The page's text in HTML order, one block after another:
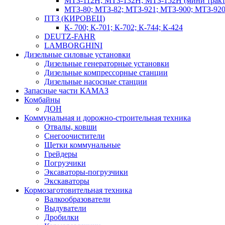
МТЗ-80; МТЗ-82; МТЗ-921; МТЗ-900; МТЗ-
ПТЗ (КИРОВЕЦ)
К- 700; К-701; К-702; К-744; К-424
DEUTZ-FAHR
LAMBORGHINI
Дизельные силовые установки
Дизельные генераторные установки
Дизельные компрессорные станции
Дизельные насосные станции
Запасные части КАМАЗ
Комбайны
ДОН
Коммунальная и дорожно-строительная техника
Отвалы, ковши
Снегоочистители
Щетки коммунальные
Грейдеры
Погрузчики
Эксаваторы-погрузчики
Экскаваторы
Кормозаготовительная техника
Валкообразователи
Выдуватели
Дробилки